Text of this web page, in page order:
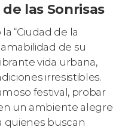
las Sonrisas
“Ciudad de la
de su
vida urbana,
irresistibles.
festival, probar
un ambiente alegre
quienes buscan